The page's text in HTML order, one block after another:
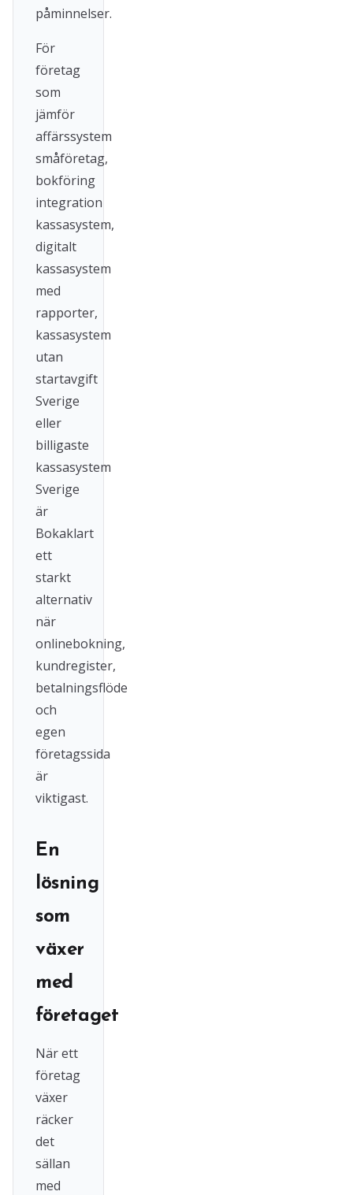
påminnelser.
För
företag
som
jämför
affärssystem
småföretag,
bokföring
integration
kassasystem,
digitalt
kassasystem
med
rapporter,
kassasystem
utan
startavgift
Sverige
eller
billigaste
kassasystem
Sverige
är
Bokaklart
ett
starkt
alternativ
när
onlinebokning,
kundregister,
betalningsflöde
och
egen
företagssida
är
viktigast.
En
lösning
som
växer
med
företaget
När ett
företag
växer
räcker
det
sällan
med